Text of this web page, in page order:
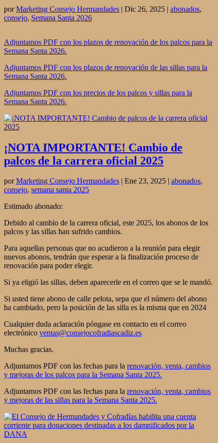
porMarketing Consejo Hermandades | Dic 26, 2025 | abonados,
consejo, Semana Santa 2026
Adjuntamos PDF con los plazos de renovación de los palcos para la
Semana Santa 2026.
Adjuntamos PDF con los plazos de renovación de las sillas para la
Semana Santa 2026.
Adjuntamos PDF con los precios de los palcos y sillas para la
Semana Santa 2026.
¡NOTA IMPORTANTE! Cambio de
palcos de la carrera oficial 2025
porMarketing Consejo Hermandades | Ene 23, 2025 | abonados,
consejo, semana santa 2025
Estimado abonado:
Debido al cambio de la carrera oficial, este 2025, los abonos de los
palcos y las sillas han sufrido cambios.
Para aquellas personas que no acudieron a la reunión para elegir
nuevos abonos, tendrán que esperar a la finalización proceso de
renovación para poder elegir.
Si ya eligió las sillas, deben aparecerle en el correo que se le mandó.
Si usted tiene abono de calle pelota, sepa que el número del abono
ha cambiado, pero la posición de las silla es la misma que en 2024
Cualquier duda aclaración póngase en contacto en el correo
electrónico ventas@consejocofradiascadiz.es
Muchas gracias.
Adjuntamos PDF con las fechas para la renovación, venta, cambios
y mejoras de los palcos para la Semana Santa 2025.
Adjuntamos PDF con las fechas para la renovación, venta, cambios
y mejoras de las sillas para la Semana Santa 2025.